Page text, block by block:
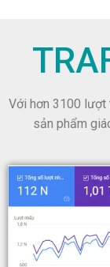
Với hơn 3100 lượt
sản phẩm